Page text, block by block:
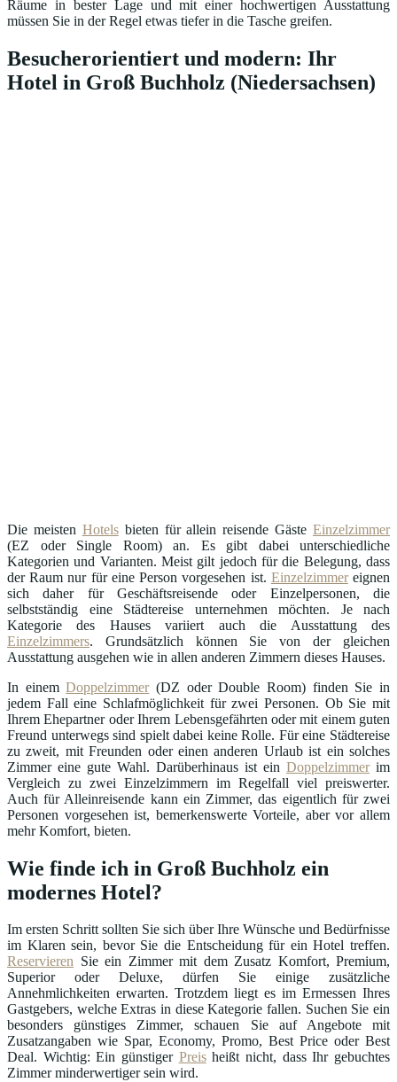
Räume in bester Lage und mit einer hochwertigen Ausstattung
müssen Sie in der Regel etwas tiefer in die Tasche greifen.
Besucherorientiert und modern: Ihr
Hotel in Groß Buchholz (Niedersachsen)
Die meisten Hotelsbieten für allein reisende Gäste Einzelzimmer
(EZ oder Single Room) an. Es gibt dabei unterschiedliche
Kategorien und Varianten. Meist gilt jedoch für die Belegung, dass
der Raum nur für eine Person vorgesehen ist. Einzelzimmereignen
sich daher für Geschäftsreisende oder Einzelpersonen, die
selbstständig eine Städtereise unternehmen möchten. Je nach
Kategorie des Hauses variiert auch die Ausstattung des
Einzelzimmers. Grundsätzlich können Sie von der gleichen
Ausstattung ausgehen wie in allen anderen Zimmern dieses Hauses.
In einemDoppelzimmer(DZ oder Double Room) finden Sie in
jedem Fall eine Schlafmöglichkeit für zwei Personen. Ob Sie mit
Ihrem Ehepartner oder Ihrem Lebensgefährten oder mit einem guten
Freund unterwegs sind spielt dabei keine Rolle. Für eine Städtereise
zu zweit, mit Freunden oder einen anderen Urlaub ist ein solches
Zimmer eine gute Wahl. Darüberhinaus ist ein Doppelzimmerim
Vergleich zu zwei Einzelzimmern im Regelfall viel preiswerter.
Auch für Alleinreisende kann ein Zimmer, das eigentlich für zwei
Personen vorgesehen ist, bemerkenswerte Vorteile, aber vor allem
mehr Komfort, bieten.
Wie finde ich in Groß Buchholz ein
modernes Hotel?
Im ersten Schritt sollten Sie sich über Ihre Wünsche und Bedürfnisse
im Klaren sein, bevor Sie die Entscheidung für ein Hotel treffen.
Reservieren Sie ein Zimmer mit dem Zusatz Komfort, Premium,
Superior oder Deluxe, dürfen Sie einige zusätzliche
Annehmlichkeiten erwarten. Trotzdem liegt es im Ermessen Ihres
Gastgebers, welche Extras in diese Kategorie fallen. Suchen Sie ein
besonders günstiges Zimmer, schauen Sie auf Angebote mit
Zusatzangaben wie Spar, Economy, Promo, Best Price oder Best
Deal. Wichtig: Ein günstiger Preisheißt nicht, dass Ihr gebuchtes
Zimmer minderwertiger sein wird.